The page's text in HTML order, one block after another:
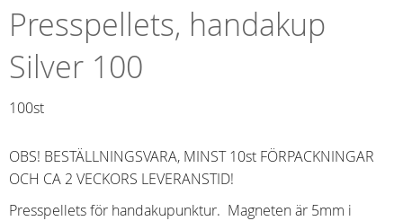
Presspellets, handakup
Silver 100
100st
OBS! BESTÄLLNINGSVARA, MINST 10st FÖRPACKNINGAR
OCH CA 2 VECKORS LEVERANSTID!
Presspellets för handakupunktur. Magneten är 5mm i